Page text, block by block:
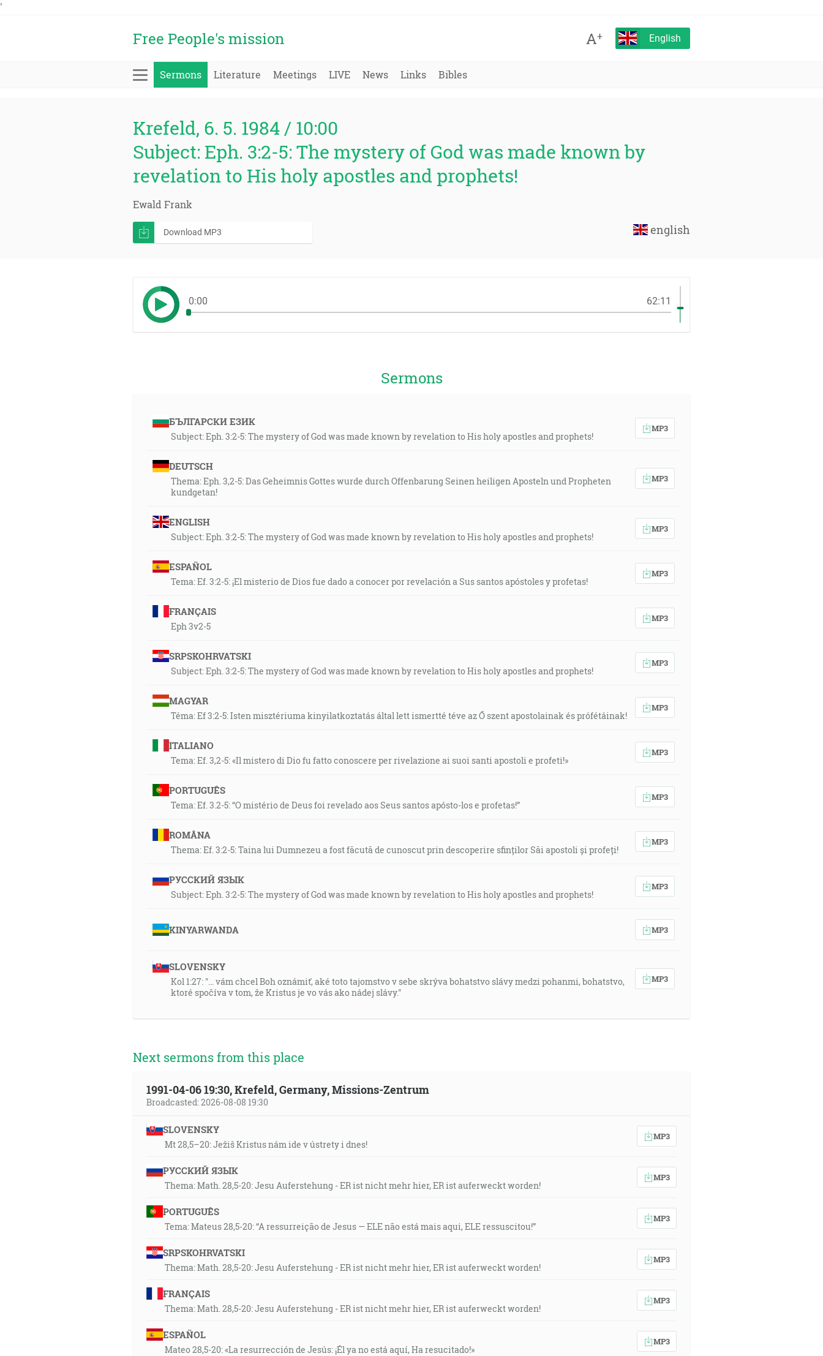
'
Free People's mission A+ English
Sermons Literature Meetings LIVE News Links Bibles
Krefeld, 6. 5. 1984 / 10:00
Subject: Eph. 3:2-5: The mystery of God was made known by
revelation to His holy apostles and prophets!
Ewald Frank
english
Download MP3
0:00 62:11
Sermons
БЪЛГАРСКИ ЕЗИК
Subject: Eph. 3:2-5: The mystery of God was made known by revelation to His holy apostles and prophets!
MP3
DEUTSCH
Thema: Eph. 3,2-5: Das Geheimnis Gottes wurde durch Offenbarung Seinen heiligen Aposteln und Propheten
kundgetan!
MP3
ENGLISH
Subject: Eph. 3:2-5: The mystery of God was made known by revelation to His holy apostles and prophets!
MP3
ESPAÑOL
Tema: Ef. 3:2-5: ¡El misterio de Dios fue dado a conocer por revelación a Sus santos apóstoles y profetas!
MP3
FRANÇAIS
Eph 3v2-5
MP3
SRPSKOHRVATSKI
Subject: Eph. 3:2-5: The mystery of God was made known by revelation to His holy apostles and prophets!
MP3
MAGYAR
Téma: Ef 3:2-5: Isten misztériuma kinyilatkoztatás által lett ismertté téve az Ő szent apostolainak és prófétáinak!
MP3
ITALIANO
Tema: Ef. 3,2-5: «Il mistero di Dio fu fatto conoscere per rivelazione ai suoi santi apostoli e profeti!»
MP3
PORTUGUÊS
Tema: Ef. 3.2-5: “O mistério de Deus foi revelado aos Seus santos apósto-los e profetas!”
MP3
ROMÂNA
Thema: Ef. 3:2-5: Taina lui Dumnezeu a fost făcută de cunoscut prin descoperire sfinților Săi apostoli și profeți!
MP3
РУССКИЙ ЯЗЫК
Subject: Eph. 3:2-5: The mystery of God was made known by revelation to His holy apostles and prophets!
MP3
KINYARWANDA MP3
SLOVENSKY
Kol 1:27: "… vám chcel Boh oznámiť, aké toto tajomstvo v sebe skrýva bohatstvo slávy medzi pohanmi, bohatstvo,
ktoré spočíva v tom, že Kristus je vo vás ako nádej slávy."
MP3
Next sermons from this place
1991-04-06 19:30, Krefeld, Germany, Missions-Zentrum
Broadcasted: 2026-08-08 19:30
SLOVENSKY
Mt 28,5–20: Ježiš Kristus nám ide v ústrety i dnes!
MP3
РУССКИЙ ЯЗЫК
Thema: Math. 28,5-20: Jesu Auferstehung - ER ist nicht mehr hier, ER ist auferweckt worden!
MP3
PORTUGUÊS
Tema: Mateus 28,5-20: “A ressurreição de Jesus — ELE não está mais aqui, ELE ressuscitou!”
MP3
SRPSKOHRVATSKI
Thema: Math. 28,5-20: Jesu Auferstehung - ER ist nicht mehr hier, ER ist auferweckt worden!
MP3
FRANÇAIS
Thema: Math. 28,5-20: Jesu Auferstehung - ER ist nicht mehr hier, ER ist auferweckt worden!
MP3
ESPAÑOL
Mateo 28,5-20: «La resurrección de Jesús: ¡Él ya no está aquí, Ha resucitado!»
MP3